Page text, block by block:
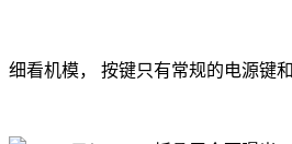
细看机模， 按键只有常规的电源键